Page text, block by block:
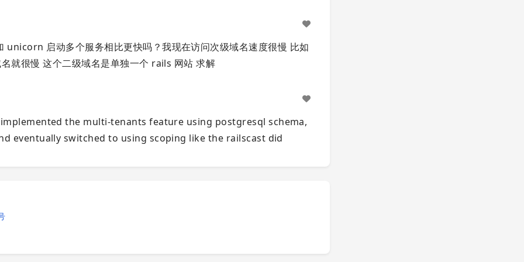
启动多个服务相比更快吗？我现在访问次级域名速度很慢 比如
就很慢 这个二级域名是单独一个 rails 网站 求解
the multi-tenants feature using postgresql schema,
eventually switched to using scoping like the railscast did